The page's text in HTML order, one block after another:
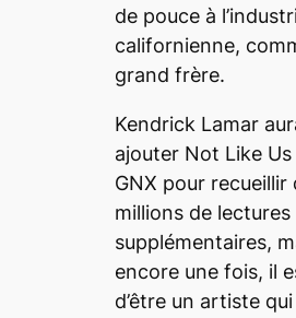
de pouce à
californienne,
grand frère.
Kendrick Lamar
ajouter Not Like Us
GNX pour recueillir
millions de lectures
supplémentaires,
encore une fois, il
d’être un artiste